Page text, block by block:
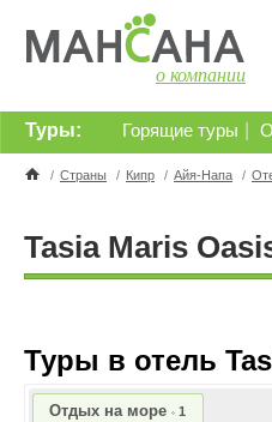
о компании
Горящие туры
Туры:
/ Страны / Кипр / Айя-Напа /
Tasia Maris
Туры в отель
Отдых на море 1